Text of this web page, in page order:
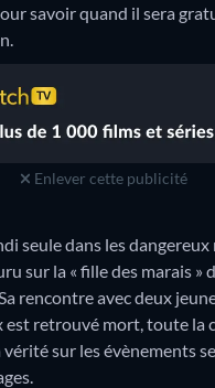
savoir quand il sera
Enlever cette publicité
seule dans les
sur la « fille des marais
rencontre avec deux
retrouvé mort, toute
sur les évènements